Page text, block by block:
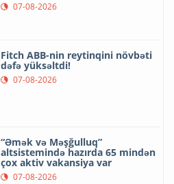
07-08-2026
Fitch ABB-nin reytinqini növbəti
dəfə yüksəltdi!
07-08-2026
“Əmək və Məşğulluq”
altsistemində hazırda 65 mindən
çox aktiv vakansiya var
07-08-2026